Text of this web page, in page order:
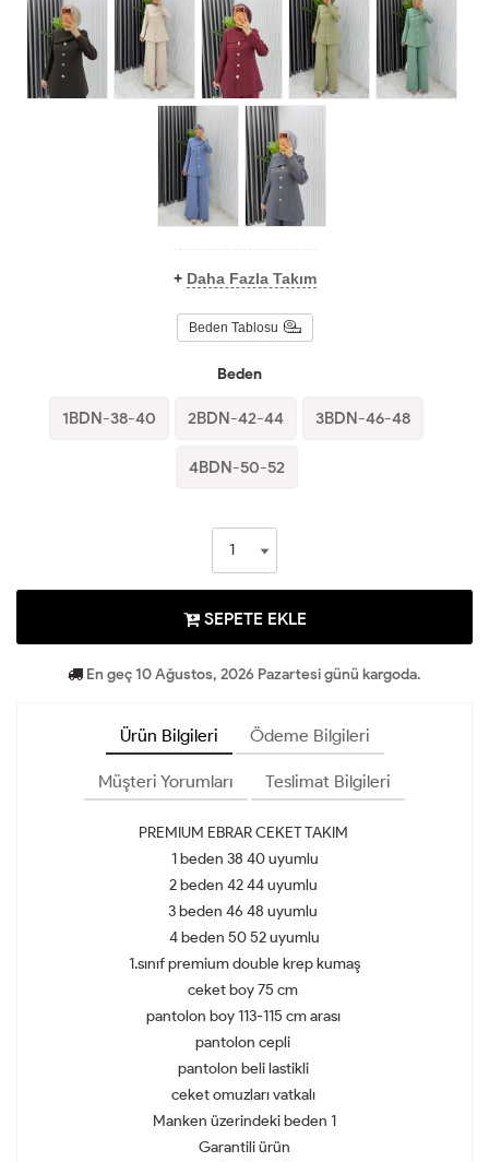
+ Daha Fazla Takım
Beden Tablosu
Beden
1BDN-38-40 2BDN-42-44 3BDN-46-48
4BDN-50-52
SEPETE EKLE
En geç 10 Ağustos, 2026 Pazartesi günü kargoda.
Ürün Bilgileri Ödeme Bilgileri
Müşteri Yorumları Teslimat Bilgileri
PREMIUM EBRAR CEKET TAKIM
1 beden 38 40 uyumlu
2 beden 42 44 uyumlu
3 beden 46 48 uyumlu
4 beden 50 52 uyumlu
1.sınıf premium double krep kumaş
ceket boy 75 cm
pantolon boy 113-115 cm arası
pantolon cepli
pantolon beli lastikli
ceket omuzları vatkalı
Manken üzerindeki beden 1
Garantili ürün